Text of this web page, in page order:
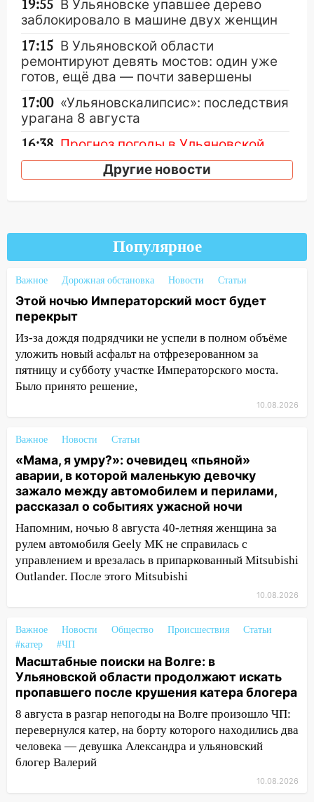
19:55 В Ульяновске упавшее дерево
заблокировало в машине двух женщин
17:15 В Ульяновской области
ремонтируют девять мостов: один уже
готов, ещё два — почти завершены
17:00 «Ульяновскалипсис»: последствия
урагана 8 августа
16:38 Прогноз погоды в Ульяновской
области на 9 августа
Мелекесский район первым в
Ульяновской области намолотил более
100 тысяч тонн зерна
15:17 В колледжи и техникумы
Ульяновской области подали более 10
тысяч заявлений
15:04 Фоторепортаж с улиц Ульяновска
после шторма: поваленные деревья и
затопленные улицы
Ураган вырвал остановку на улице
14:26
Жители Ульяновска сами
пытаются расчистить ливнёвки, не
дождавшись коммунальщиков
14:16 Шторм продолжает ломать город:
на улице Любови Шевцовой рухнул
светофор
14:14 Студента из Ульяновска обманули
мошенники под видом преподавателя
упавшее дерево или затопленную улицу
после непогоды
13:59 В Новом городе ураганным
ветром сорвало опалубку со
строящегося дома
13:54 В мэрии Ульяновска рассказали,
как устраняют последствия мощного
шторма
Другие новости
Популярное
Важное Дорожная обстановка Новости Статьи
Этой ночью Императорский мост будет
перекрыт
Из-за дождя подрядчики не успели в полном объёме
уложить новый асфальт на отфрезерованном за
пятницу и субботу участке Императорского моста.
Было принято решение,
10.08.2026
Важное Новости Статьи
«Мама, я умру?»: очевидец «пьяной»
аварии, в которой маленькую девочку
зажало между автомобилем и перилами,
рассказал о событиях ужасной ночи
Напомним, ночью 8 августа 40-летняя женщина за
рулем автомобиля Geely MK не справилась с
управлением и врезалась в припаркованный Mitsubishi
Outlander. После этого Mitsubishi
10.08.2026
Важное Новости Общество Происшествия
Статьи
#катер
#ЧП
Масштабные поиски на Волге: в
Ульяновской области продолжают искать
пропавшего после крушения катера блогера
8 августа в разгар непогоды на Волге произошло ЧП:
перевернулся катер, на борту которого находились два
человека — девушка Александра и ульяновский
блогер Валерий
10.08.2026